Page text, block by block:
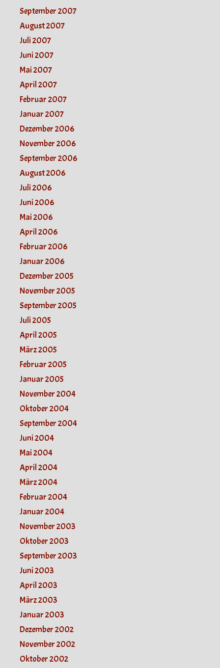
September 2007
August 2007
Juli 2007
Juni 2007
Mai 2007
April 2007
Februar 2007
Januar 2007
Dezember 2006
November 2006
September 2006
August 2006
Juli 2006
Juni 2006
Mai 2006
April 2006
Februar 2006
Januar 2006
Dezember 2005
November 2005
September 2005
Juli 2005
April 2005
März 2005
Februar 2005
Januar 2005
November 2004
Oktober 2004
September 2004
Juni 2004
Mai 2004
April 2004
März 2004
Februar 2004
Januar 2004
November 2003
Oktober 2003
September 2003
Juni 2003
April 2003
März 2003
Januar 2003
Dezember 2002
November 2002
Oktober 2002